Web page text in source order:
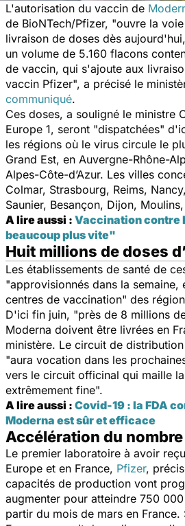
L'autorisation du vaccin de
de BioNTech/Pfizer, "ouvre la
livraison de doses dès
un volume de 5.160 flacons
de vaccin, qui s'ajoute aux
vaccin Pfizer", a précisé le
communiqué.
Ces doses, a souligné le ministre
Europe 1, seront "dispatchées"
les régions où le virus circule le
Grand Est, en Auvergne-Rhône-
Alpes-Côte-d’Azur. Les villes
Colmar, Strasbourg, Reims,
Saunier, Besançon, Dijon,
A lire aussi : Vaccination contre
beaucoup plus vite"
Huit millions de doses
Les établissements de santé de
"approvisionnés dans la semaine,
centres de vaccination" des
D'ici fin juin, "près de 8 millions
Moderna doivent être livrées en
ministère. Le circuit de
"aura vocation dans les
vers le circuit officinal qui maille
extrêmement fine".
A lire aussi : Covid-19 : la FDA
Moderna est sûr et efficace
Accélération du
Le premier laboratoire à avoir
Europe et en France, Pfizer,
capacités de production vont
augmenter pour atteindre 750
partir du mois de mars en